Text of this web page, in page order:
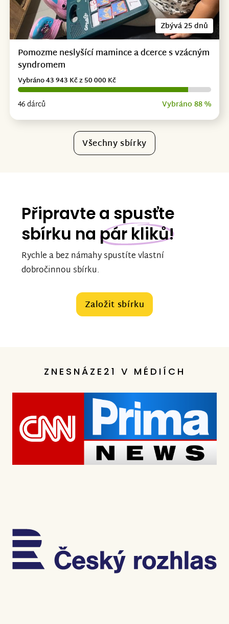
Zbývá 25 dnů
Pomozme neslyšící mamince a dcerce s vzácným
syndromem
46 dárců Vybráno 88 %
Vybráno 43 943 Kč z 50 000 Kč
Všechny sbírky
Připravte a spusťte
sbírku na pár kliků!
Rychle a bez námahy spustíte vlastní
dobročinnou sbírku.
Založit sbírku
ZNESNÁZE21 V MÉDIÍCH